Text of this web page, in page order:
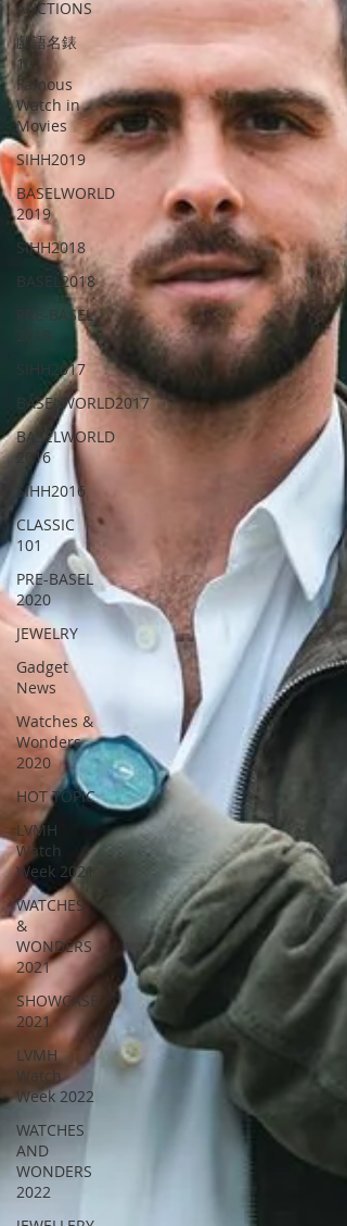
AUCTIONS
戲語名錶
101
Famous
Watch in
Movies
SIHH2019
BASELWORLD
2019
SIHH2018
BASEL2018
PRE-BASEL
2018
SIHH2017
BASELWORLD2017
BASELWORLD
2016
SIHH2016
CLASSIC
101
PRE-BASEL
2020
JEWELRY
Gadget
News
Watches &
Wonders
2020
HOT TOPIC
LVMH
Watch
Week 2021
WATCHES
&
WONDERS
2021
SHOWCASE
2021
LVMH
Watch
Week 2022
WATCHES
AND
WONDERS
2022